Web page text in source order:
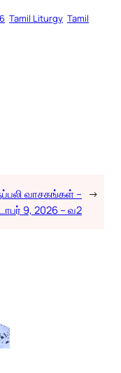
Tamil Liturgy Tamil
வாசகங்கள் –
9, 2026 – வ2
→